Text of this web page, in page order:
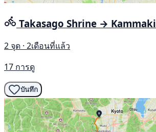
Takasago Shrine → Kammaki
2 จุด · 2เดือนที่แล้ว
17 การดู
บันทึก